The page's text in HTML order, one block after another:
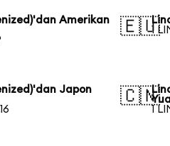
Amerikan
🇪🇺
1
Japon
🇨🇳
1